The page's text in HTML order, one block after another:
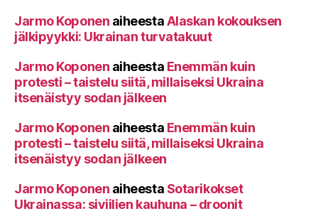
Jarmo Koponen aiheestaAlaskan kokouksen
jälkipyykki: Ukrainan turvatakuut
Jarmo Koponen aiheesta Enemmän kuin
protesti – taistelu siitä, millaiseksi Ukraina
itsenäistyy sodan jälkeen
Jarmo Koponen aiheesta Enemmän kuin
protesti – taistelu siitä, millaiseksi Ukraina
itsenäistyy sodan jälkeen
Jarmo Koponen aiheesta Sotarikokset
Ukrainassa: siviilien kauhuna – droonit